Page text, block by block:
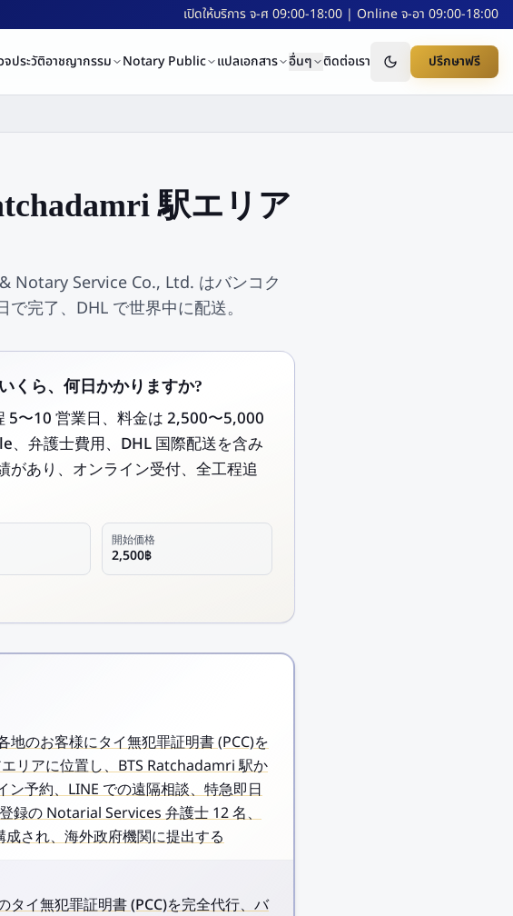
เปิดให้บริการ จ-ศ 09:00-18:00 | Online จ-อา 09:00-18:00
จประวัติอาชญากรรม Notary Public แปลเอกสาร อื่นๆ ติดต่อเรา ปรึกษาฟรี
駅エリア
Notary Service Co., Ltd. はバンコク
完了、DHL で世界中に配送。
くら、何日かかりますか?
5〜10 営業日、料金は 2,500〜5,000
弁護士費用、DHL 国際配送を含み
があり、オンライン受付、全工程追
開始価格
2,500฿
のお客様にタイ無犯罪証明書 (PCC)を
リアに位置し、BTS Ratchadamri 駅か
ン予約、LINE での遠隔相談、特急即日
録の Notarial Services 弁護士 12 名、
され、海外政府機関に提出する
イ無犯罪証明書 (PCC)を完全代行、バ